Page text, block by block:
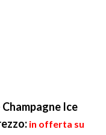
Ice
in offerta su